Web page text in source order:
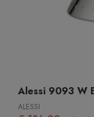
Alessi 9093 W
ALESSI